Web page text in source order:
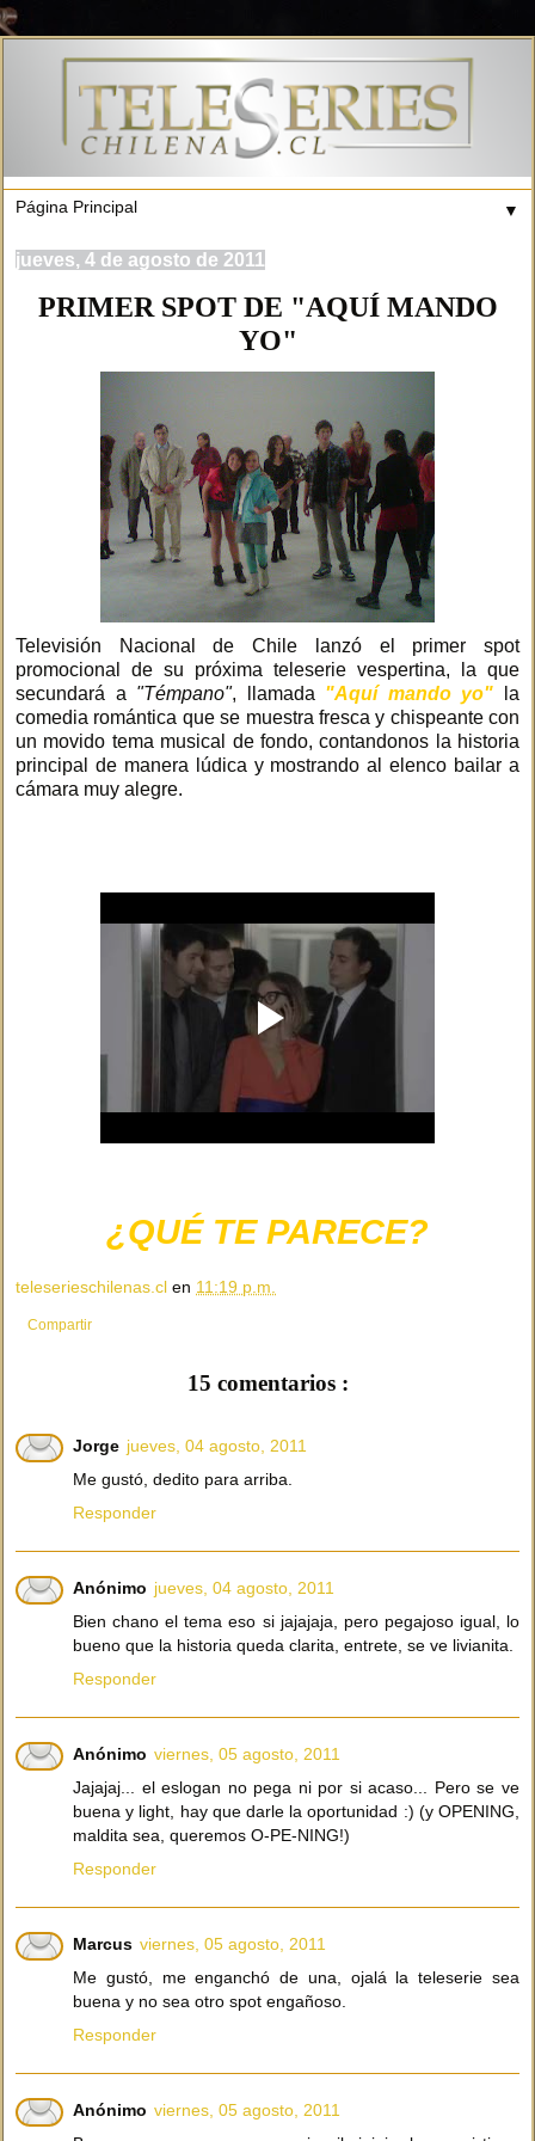
▼
jueves, 4 de agosto de 2011
PRIMER SPOT DE "AQUÍ MANDO
YO"
Televisión Nacional de Chile lanzó el primer spot
promocional de su próxima teleserie vespertina, la que
secundará a "Témpano", llamada "Aquí mando yo" la
comedia romántica que se muestra fresca y chispeante con
un movido tema musical de fondo, contandonos la historia
principal de manera lúdica y mostrando al elenco bailar a
cámara muy alegre.
¿QUÉ TE PARECE?
teleserieschilenas.cl en 11:19 p.m.
Compartir
15 comentarios :
Jorge jueves, 04 agosto, 2011
Me gustó, dedito para arriba.
Responder
Anónimo jueves, 04 agosto, 2011
Bien chano el tema eso si jajajaja, pero pegajoso igual, lo
bueno que la historia queda clarita, entrete, se ve livianita.
Responder
Anónimo viernes, 05 agosto, 2011
Jajajaj... el eslogan no pega ni por si acaso... Pero se ve
buena y light, hay que darle la oportunidad :) (y OPENING,
maldita sea, queremos O-PE-NING!)
Responder
Marcus viernes, 05 agosto, 2011
Me gustó, me enganchó de una, ojalá la teleserie sea
buena y no sea otro spot engañoso.
Responder
Anónimo viernes, 05 agosto, 2011